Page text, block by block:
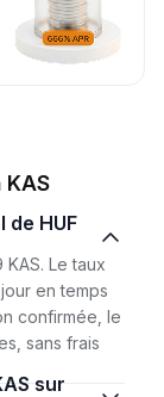
KAS
Le taux
en temps
confirmée, le
sans frais